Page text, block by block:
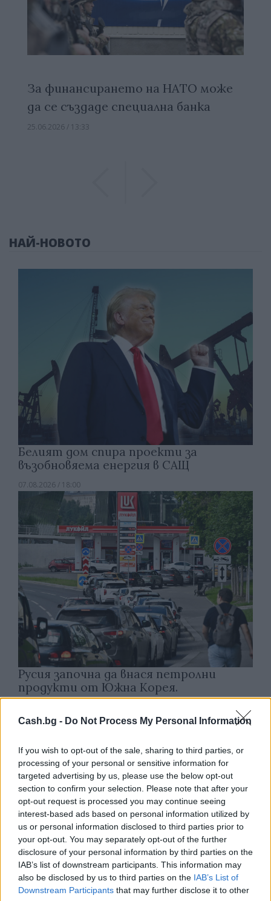
Cash.bg - Do Not Process My Personal Information
If you wish to opt-out of the sale, sharing to third parties, or
processing of your personal or sensitive information for
targeted advertising by us, please use the below opt-out
section to confirm your selection. Please note that after your
opt-out request is processed you may continue seeing
interest-based ads based on personal information utilized by
us or personal information disclosed to third parties prior to
your opt-out. You may separately opt-out of the further
disclosure of your personal information by third parties on the
IAB’s list of downstream participants. This information may
also be disclosed by us to third parties on the IAB’s List of
Downstream Participants that may further disclose it to other
За финансирането на НАТО може
да се създаде специална банка
25.06.2026 / 13:33
НАЙ-НОВОТО
Белият дом спира проекти за
възобновяема енергия в САЩ
07.08.2026 / 18:00
Русия започна да внася петролни
продукти от Южна Корея.
Древен храм на почти 900 години